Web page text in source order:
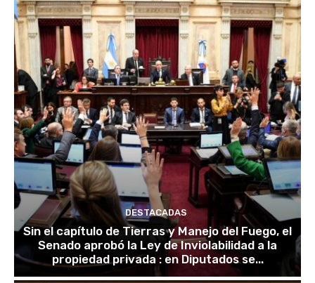
DESTACADAS
Sin el capítulo de Tierras y Manejo del Fuego, el
Senado aprobó la Ley de Inviolabilidad a la
propiedad privada : en Diputados se...